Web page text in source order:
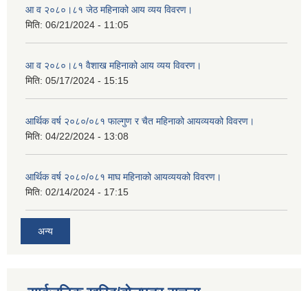
आ व २०८०।८१ जेठ महिनाको आय व्यय विवरण।
मिति: 06/21/2024 - 11:05
आ व २०८०।८१ वैशाख महिनाको आय व्यय विवरण।
मिति: 05/17/2024 - 15:15
आर्थिक वर्ष २०८०/०८१ फाल्गुण र चैत महिनाको आयव्ययको विवरण।
मिति: 04/22/2024 - 13:08
आर्थिक वर्ष २०८०/०८१ माघ महिनाको आयव्ययको विवरण।
मिति: 02/14/2024 - 17:15
अन्य